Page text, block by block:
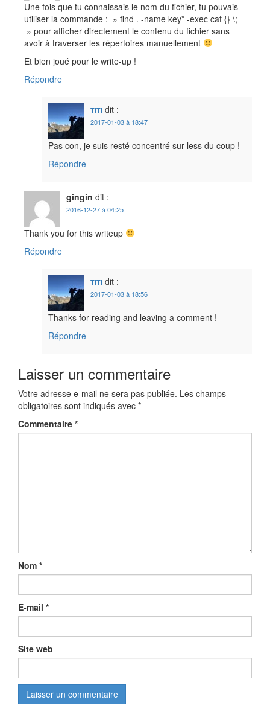
Une fois que tu connaissais le nom du fichier, tu pouvais
utiliser la commande : » find . -name key* -exec cat {} \;
» pour afficher directement le contenu du fichier sans
avoir à traverser les répertoires manuellement
Et bien joué pour le write-up !
Répondre
TiTi dit :
2017-01-03 à 18:47
Pas con, je suis resté concentré sur less du coup !
Répondre
gingin dit :
2016-12-27 à 04:25
Thank you for this writeup
Répondre
TiTi dit :
2017-01-03 à 18:56
Thanks for reading and leaving a comment !
Répondre
Laisser un commentaire
Votre adresse e-mail ne sera pas publiée. Les champs
obligatoires sont indiqués avec *
Commentaire *
Nom *
E-mail *
Site web